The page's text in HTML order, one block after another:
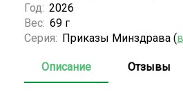
Год: 2026
Вес: 69 г
Серия: Приказы Минздрава (
Описание Отзывы